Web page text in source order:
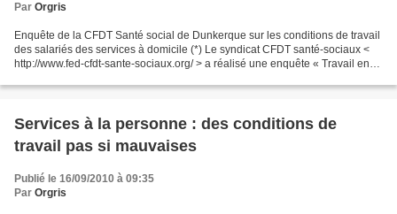
Par Orgris
Enquête de la CFDT Santé social de Dunkerque sur les conditions de travail
des salariés des services à domicile (*) Le syndicat CFDT santé-sociaux <
http://www.fed-cfdt-sante-sociaux.org/ > a réalisé une enquête « Travail en
Services à la personne : des conditions de
travail pas si mauvaises
Publié le 16/09/2010 à 09:35
Par Orgris